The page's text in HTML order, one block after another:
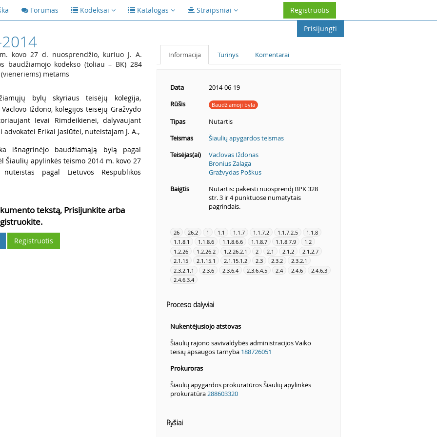
Forumas Kodeksai Katalogas Straipsniai
Registruotis
Prisijungti
kovo 27 d. nuosprendžio, kuriuo J. A.
baudžiamojo kodekso (toliau – BK) 284
metams
bylų skyriaus teisėjų kolegija,
Iždono, kolegijos teisėjų Gražvydo
Ievai Rimdeikienei, dalyvaujant
Erikai Jasiūtei, nuteistajam J. A.,
išnagrinėjo baudžiamąją bylą pagal
Šiaulių apylinkės teismo 2014 m. kovo 27
pagal Lietuvos Respublikos
tekstą, Prisijunkite arba
Registruotis
Informacija Turinys Komentarai
Data
2014-06-19
Rūšis
Baudžiamoji byla
Tipas
Nutartis
Teismas
Šiaulių apygardos teismas
Teisėjas(ai)
Vaclovas Iždonas
Bronius Zalaga
Gražvydas Poškus
Baigtis
Nutartis: pakeisti nuosprendį BPK 328
str. 3 ir 4 punktuose numatytais
pagrindais.
26 26.2 1 1.1 1.1.7 1.1.7.2 1.1.7.2.5
1.1.8
1.1.8.1
1.1.8.6 1.1.8.6.6 1.1.8.7 1.1.8.7.9
1.2
1.2.26
1.2.26.2 1.2.26.2.1 2 2.1 2.1.2
2.1.2.7
2.1.15
2.1.15.1 2.1.15.1.2 2.3 2.3.2
2.3.2.1
2.3.2.1.1
2.3.6 2.3.6.4 2.3.6.4.5 2.4 2.4.6
2.4.6.3
2.4.6.3.4
Proceso dalyviai
Nukentėjusiojo atstovas
Šiaulių rajono savivaldybės administracijos Vaiko
teisių apsaugos tarnyba 188726051
Prokuroras
Šiaulių apygardos prokuratūros Šiaulių apylinkės
prokuratūra288603320
Ryšiai